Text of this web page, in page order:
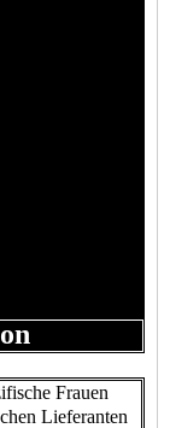
Frauen
Lieferanten